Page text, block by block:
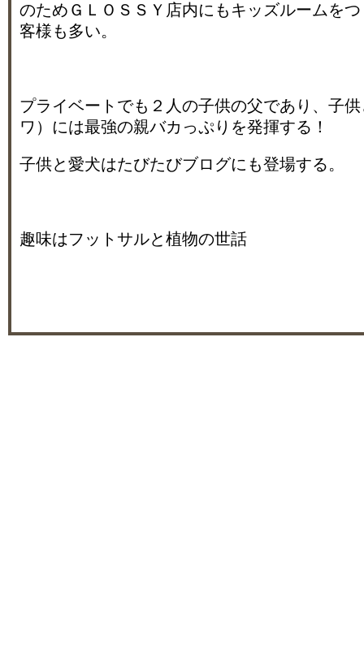
のためＧＬＯＳＳＹ店内にもキッズルームを
客様も多い。
プライベートでも２人の子供の父であり、子
ワ）には最強の親バカっぷりを発揮する！
子供と愛犬はたびたびブログにも登場する。
趣味はフットサルと植物の世話